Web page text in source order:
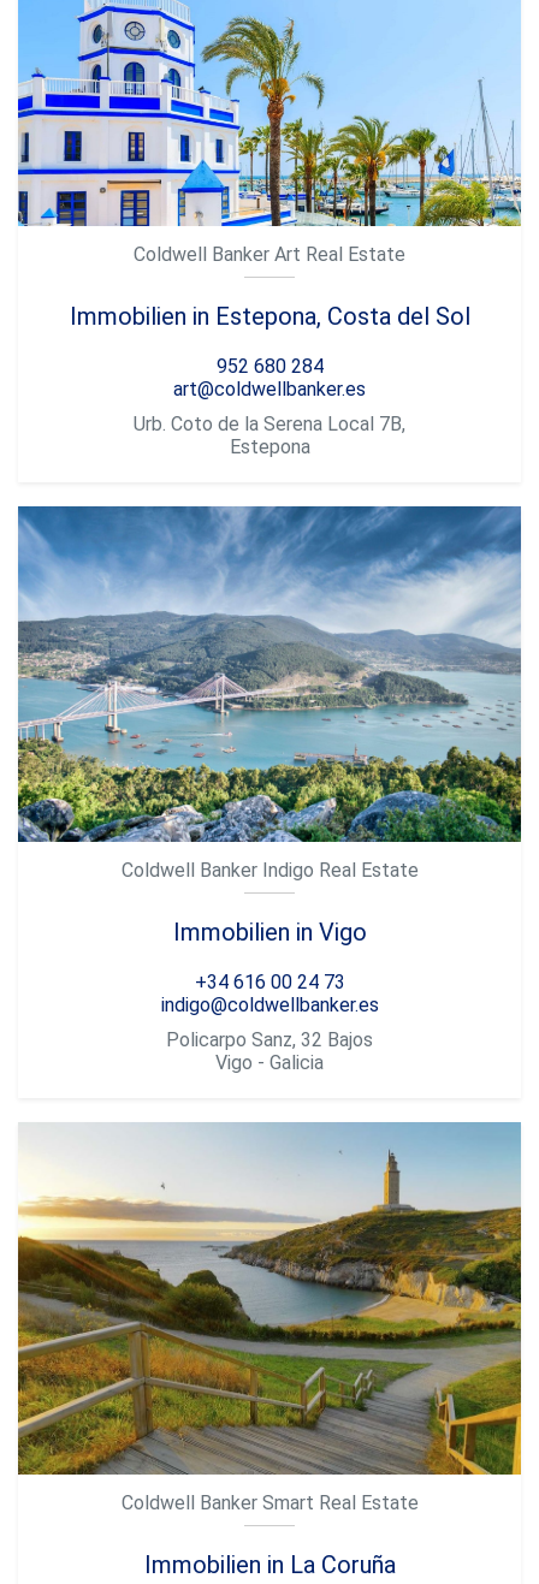
Coldwell Banker Art Real Estate
Immobilien in Estepona, Costa del Sol
952 680 284
art@coldwellbanker.es
Urb. Coto de la Serena Local 7B,
Estepona
Coldwell Banker Indigo Real Estate
Immobilien in Vigo
‎+34 616 00 24 73
indigo@coldwellbanker.es
Policarpo Sanz, 32 Bajos
Vigo - Galicia
Coldwell Banker Smart Real Estate
Immobilien in La Coruña